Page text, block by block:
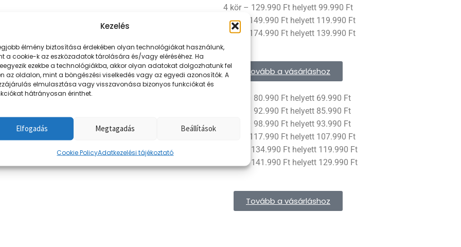
Kezelés
élmény biztosítása érdekében olyan technológiákat használunk,
a cookie-k az eszközadatok tárolására és/vagy eléréséhez. Ha
ezekbe a technológiákba, akkor olyan adatokat dolgozhatunk fel
az oldalon, mint a böngészési viselkedés vagy az egyedi azonosítók. A
elmulasztása vagy visszavonása bizonyos funkciókat és
hátrányosan érinthet.
Elfogadás Megtagadás Beállítások
Cookie PolicyAdatkezelési tájékoztató
4 kör – 129.990 Ft helyett 99.990 Ft
5 kör – 149.990 Ft helyett 119.990 Ft
7 kör – 174.990 Ft helyett 139.990 Ft
Tovább a vásárláshoz
3 kör – 80.990 Ft helyett 69.990 Ft
5 kör – 92.990 Ft helyett 85.990 Ft
6 kör – 98.990 Ft helyett 93.990 Ft
8 kör – 117.990 Ft helyett 107.990 Ft
10 kör – 134.990 Ft helyett 119.990 Ft
12 kör – 141.990 Ft helyett 129.990 Ft
Tovább a vásárláshoz